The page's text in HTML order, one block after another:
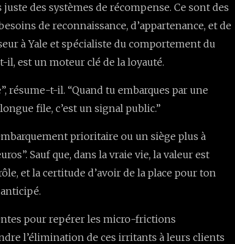
des systèmes de récompense. Ce sont des
de reconnaissance, d’appartenance, et de
à Yale et spécialiste du comportement du
il, est un moteur clé de la loyauté.
résume-t-il. “Quand tu embarques par une
file, c’est un signal public.”
prioritaire ou un siège plus à
Sauf que, dans la vraie vie, la valeur est
et la certitude d’avoir de la place pour ton
pour repérer les micro-frictions
l’élimination de ces irritants à leurs clients